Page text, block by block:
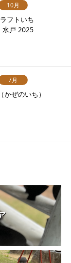
10月
フトいち
戸 2025
7月
ぜのいち）